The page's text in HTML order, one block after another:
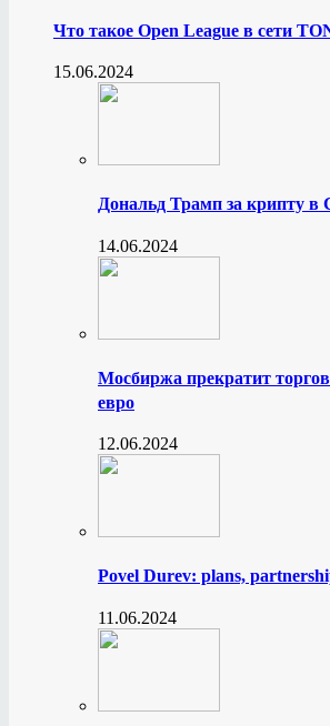
Что такое Open League в сети
15.06.2024
Дональд Трамп за крипту
14.06.2024
Мосбиржа прекратит
евро
12.06.2024
Povel Durev: plans,
11.06.2024